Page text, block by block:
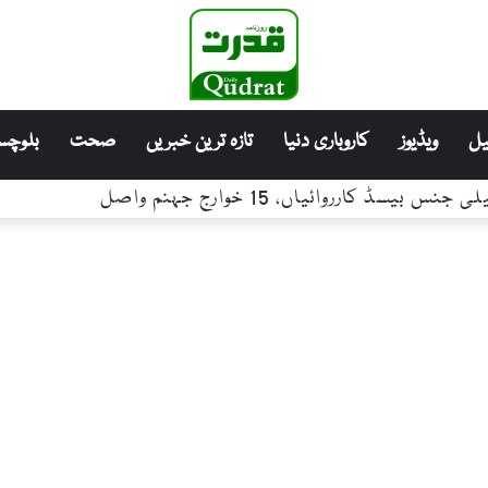
ویڈیوز کاروباری دنیا تازہ ترین خبریں صحت
15 خوارج جہنم واصل